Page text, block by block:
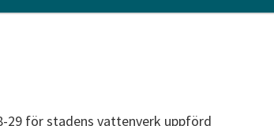
29 för stadens vattenverk uppförd